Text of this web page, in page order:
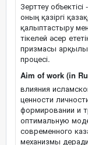
Зерттеу
оның қазіргі
қалыптастыру мен
тікелей әсер
призмасы арқылы
процесі.
Aim of work (in
влияния
ценности
формировании и
оптимальную
современного
механизмы